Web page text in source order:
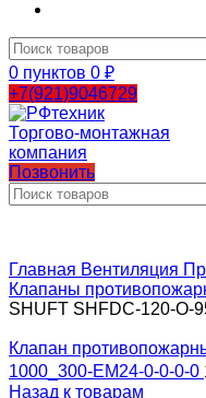
0 пунктов 0 ₽
+7(921)9046729
Позвонить
Главная Вентиляция
Клапаны
SHUFT SHFDC-120-O-
Клапан
1000_300-EM24-0-0-0-0
Назад к товарам